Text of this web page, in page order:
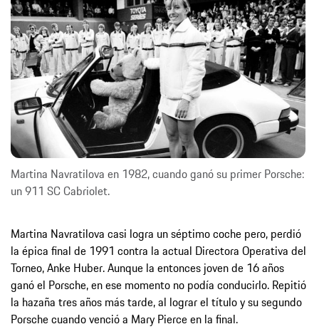
Martina Navratilova en 1982, cuando ganó su primer Porsche:
un 911 SC Cabriolet.
Martina Navratilova casi logra un séptimo coche pero, perdió
la épica final de 1991 contra la actual Directora Operativa del
Torneo, Anke Huber. Aunque la entonces joven de 16 años
ganó el Porsche, en ese momento no podía conducirlo. Repitió
la hazaña tres años más tarde, al lograr el título y su segundo
Porsche cuando venció a Mary Pierce en la final.